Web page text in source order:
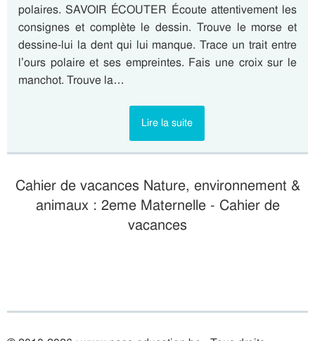
polaires. SAVOIR ÉCOUTER Écoute attentivement les
consignes et complète le dessin. Trouve le morse et
dessine-lui la dent qui lui manque. Trace un trait entre
l’ours polaire et ses empreintes. Fais une croix sur le
manchot. Trouve la…
Lire la suite
Cahier de vacances Nature, environnement &
animaux : 2eme Maternelle - Cahier de
vacances